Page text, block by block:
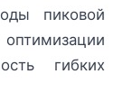
пиковой
гибких